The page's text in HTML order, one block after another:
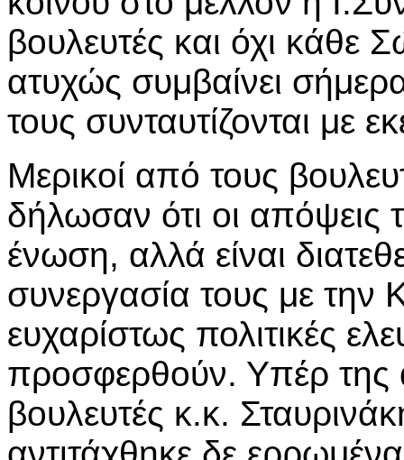
βουλευτές και όχι
ατυχώς συμβαίνει
τους συνταυτίζονται με
Μερικοί από τους
δήλωσαν ότι οι απόψεις
ένωση, αλλά είναι
συνεργασία τους με την
ευχαρίστως πολιτικές
προσφερθούν. Υπέρ της
βουλευτές κ.κ.